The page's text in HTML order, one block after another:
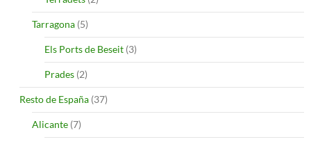
Tarragona (5)
Els Ports de Beseit (3)
Prades (2)
Resto de España (37)
Alicante (7)